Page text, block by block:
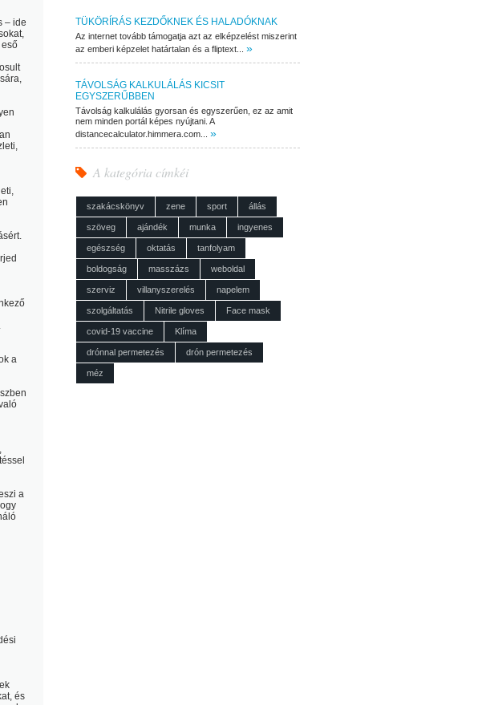
– ide
eső
a
a
és
TÜKÖRÍRÁS KEZDŐKNEK ÉS HALADÓKNAK
Az internet tovább támogatja azt az elképzelést miszerint
az emberi képzelet határtalan és a fliptext... »
TÁVOLSÁG KALKULÁLÁS KICSIT
EGYSZERŰBBEN
Távolság kalkulálás gyorsan és egyszerűen, ez az amit
nem minden portál képes nyújtani. A
distancecalculator.himmera.com... »
A kategória címkéi
szakácskönyv zene sport állás
szöveg ajándék munka ingyenes
egészség oktatás tanfolyam
boldogság masszázs weboldal
szerviz villanyszerelés napelem
szolgáltatás Nitrile gloves Face mask
covid-19 vaccine Klíma
drónnal permetezés drón permetezés
méz